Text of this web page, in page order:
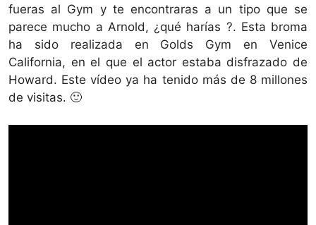
fueras al Gym y te encontraras a un tipo que se
parece mucho a Arnold, ¿qué harías ?. Esta broma
ha sido realizada en Golds Gym en Venice
California, en el que el actor estaba disfrazado de
Howard. Este vídeo ya ha tenido más de 8 millones
de visitas. 🙂